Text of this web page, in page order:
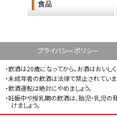
プライバシーポリシー
・飲酒は20歳になってから。お酒はおいしく
・未成年者の飲酒は法律で禁止されていま
・飲酒運転は絶対にやめましょう。
・妊娠中や授乳期の飲酒は、胎児・乳児
けましょう。